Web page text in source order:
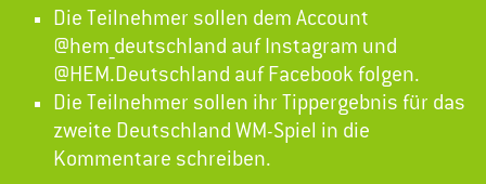
Die Teilnehmer sollen dem Account
@hem_deutschland auf Instagram und
@HEM.Deutschland auf Facebook folgen.
Die Teilnehmer sollen ihr Tippergebnis für das
zweite Deutschland WM-Spiel in die
Kommentare schreiben.